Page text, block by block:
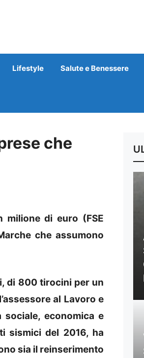
Lifestyle Salute e Benessere
che
milione di euro (FSE
che assumono
di 800 tirocini per un
al Lavoro e
economica e
sismici del 2016, ha
sia il reinserimento